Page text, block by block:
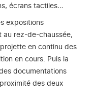
écrans tactiles…
expositions
au rez-de-chaussée,
en continu des
en cours. Puis la
documentations
des deux